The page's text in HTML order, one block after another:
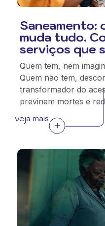
Saneamento:
muda tudo.
serviços que
Quem tem, nem
Quem não tem,
transformador do
previnem mortes e
veja mais